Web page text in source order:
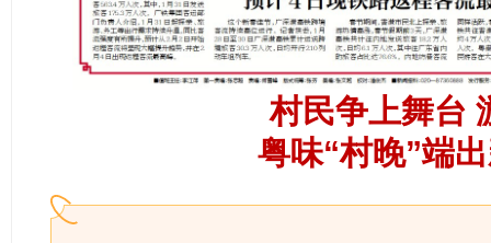
村民争上舞台
粤味“村晚”端